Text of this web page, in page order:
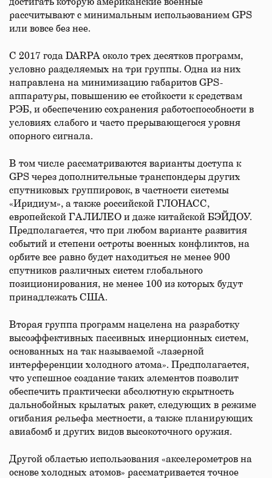
рассчитывают с минимальным использованием GPS
или вовсе без нее.
С 2017 года DARPA около трех десятков программ,
условно разделяемых на три группы. Одна из них
направлена на минимизацию габаритов GPS-
аппаратуры, повышению ее стойкости к средствам
РЭБ, и обеспечению сохранения работоспособности в
условиях слабого и часто прерывающегося уровня
опорного сигнала.
В том числе рассматриваются варианты доступа к
GPS через дополнительные транспондеры других
спутниковых группировок, в частности системы
«Иридиум», а также российской ГЛОНАСС,
европейской ГАЛИЛЕО и даже китайской БЭЙДОУ.
Предполагается, что при любом варианте развития
событий и степени остроты военных конфликтов, на
орбите все равно будет находиться не менее 900
спутников различных систем глобального
позиционирования, не менее 100 из которых будут
принадлежать США.
Вторая группа программ нацелена на разработку
высоэффективных пассивных инерционных систем,
основанных на так называемой «лазерной
интерференции холодного атома». Предполагается,
что успешное создание таких элементов позволит
обеспечить практически абсолютную скрытность
дальнобойных крылатых ракет, следующих в режиме
огибания рельефа местности, а также планирующих
авиабомб и других видов высокоточного оружия.
Другой областью использования «акселерометров на
основе холодных атомов» рассматривается точное